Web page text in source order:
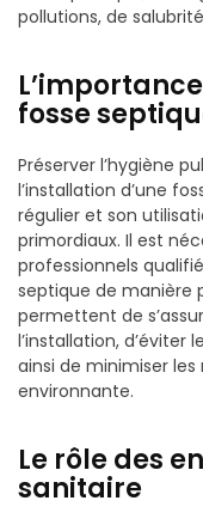
pollutions, de
fosse
Préserver l’hygiène
l’installation d’une
régulier et son
primordiaux. Il est
professionnels
septique de manière
permettent de
l’installation, d’éviter
ainsi de minimiser
environnante.
Le rôle des
sanitaire